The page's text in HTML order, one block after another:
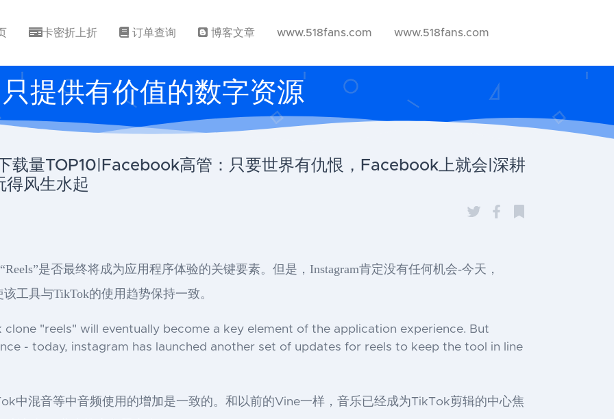
卡密折上折 订单查询 博客文章 www.518fans.com www.518fans.com
只提供有价值的数字资源
载量TOP10|Facebook高管：只要世界有仇恨，Facebook上就会|深耕
得风生水起
是否最终将成为应用程序体验的关键要素。但是，Instagram肯定没有任何机会-今天，
工具与TikTok的使用趋势保持一致。
"reels" will eventually become a key element of the application experience. But
- today, instagram has launched another set of updates for reels to keep the tool in line
中混音等中音频使用的增加是一致的。和以前的Vine一样，音乐已经成为TikTok剪辑的中心焦